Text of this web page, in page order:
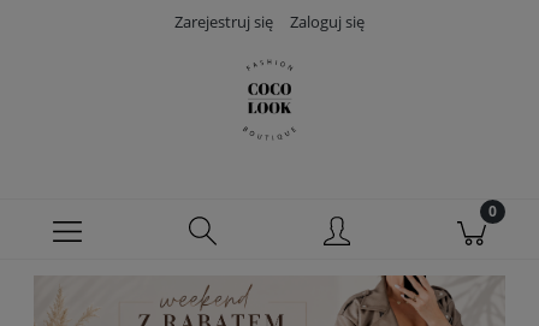
Zarejestruj się Zaloguj się